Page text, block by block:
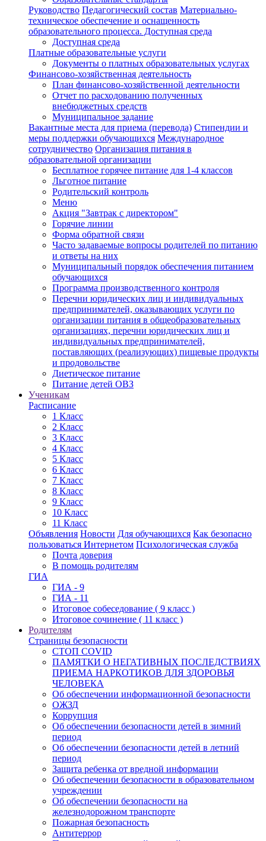
Руководство Педагогический состав Материально-
техническое обеспечение и оснащенность
образовательного процесса. Доступная среда
Доступная среда
Платные образовательные услуги
Документы о платных образовательных услугах
Финансово-хозяйственная деятельность
План финансово-хозяйственной деятельности
Отчет по расходованию полученных
внебюджетных средств
Муниципальное задание
Вакантные места для приема (перевода) Стипендии и
меры поддержки обучающихся Международное
сотрудничество Организация питания в
образовательной организации
Бесплатное горячее питание для 1-4 классов
Льготное питание
Родительский контроль
Меню
Акция "Завтрак с директором"
Горячие линии
Форма обратной связи
Часто задаваемые вопросы родителей по питанию
и ответы на них
Муниципальный порядок обеспечения питанием
обучающихся
Программа производственного контроля
Перечни юридических лиц и индивидуальных
предпринимателей, оказывающих услуги по
организации питания в общеобразовательных
организациях, перечни юридических лиц и
индивидуальных предпринимателей,
поставляющих (реализующих) пищевые продукты
и продовольстве
Диетическое питание
Питание детей ОВЗ
Ученикам
Расписание
1 Класс
2 Класс
3 Класс
4 Класс
5 Класс
6 Класс
7 Класс
8 Класс
9 Класс
10 Класс
11 Класс
Объявления Новости Для обучающихся Как безопасно
пользоваться Интернетом Психологическая служба
Почта доверия
В помощь родителям
ГИА
ГИА - 9
ГИА - 11
Итоговое собеседование ( 9 класс )
Итоговое сочинение ( 11 класс )
Родителям
Страницы безопасности
СТОП COVID
ПАМЯТКИ О НЕГАТИВНЫХ ПОСЛЕДСТВИЯХ
ПРИЕМА НАРКОТИКОВ ДЛЯ ЗДОРОВЬЯ
ЧЕЛОВЕКА
Об обеспечении информационной безопасности
ОЖЗД
Коррупция
Об обеспечении безопасности детей в зимний
период
Об обеспечении безопасности детей в летний
период
Защита ребенка от вредной информации
Об обеспечении безопасности в образовательном
учреждении
Об обеспечении безопасности на
железнодорожном транспорте
Пожарная безопасность
Антитеррор